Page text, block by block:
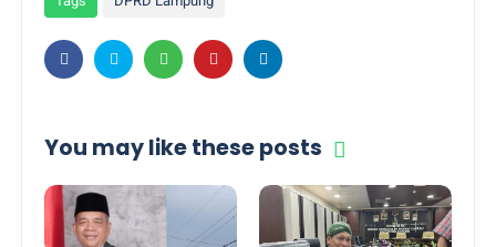
You may like these posts